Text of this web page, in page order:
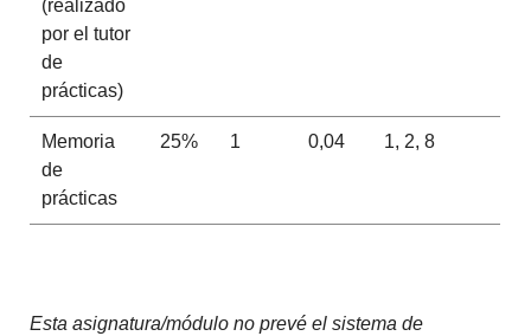
(realizado
por el tutor
de
prácticas)
Memoria
de
prácticas
25% 1 0,04 1, 2, 8
Esta asignatura/módulo no prevé el sistema de